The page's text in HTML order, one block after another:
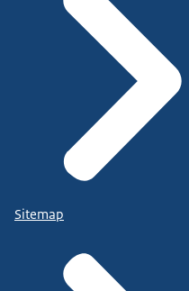
Sitemap